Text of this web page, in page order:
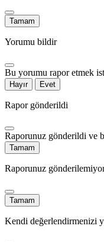
Tamam
Yorumu bildir
Bu yorumu rapor etmek
Hayır Evet
Rapor gönderildi
Raporunuz gönderildi ve
Tamam
Raporunuz
Tamam
Kendi değerlendirmenizi